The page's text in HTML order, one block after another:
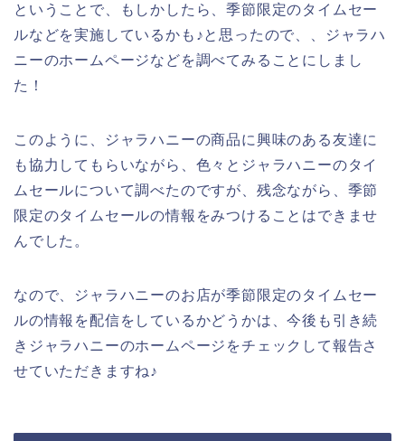
ということで、もしかしたら、季節限定のタイムセー
ルなどを実施しているかも♪と思ったので、、ジャラハ
ニーのホームページなどを調べてみることにしまし
た！
このように、ジャラハニーの商品に興味のある友達に
も協力してもらいながら、色々とジャラハニーのタイ
ムセールについて調べたのですが、残念ながら、季節
限定のタイムセールの情報をみつけることはできませ
んでした。
なので、ジャラハニーのお店が季節限定のタイムセー
ルの情報を配信をしているかどうかは、今後も引き続
きジャラハニーのホームページをチェックして報告さ
せていただきますね♪